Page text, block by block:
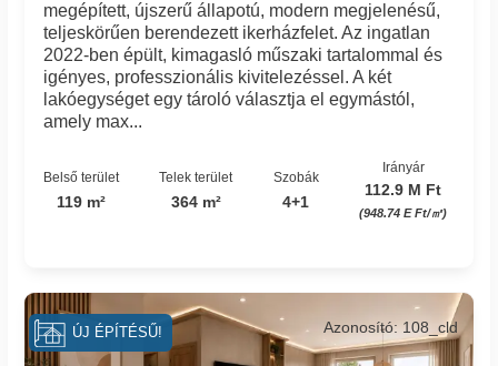
megépített, újszerű állapotú, modern megjelenésű,
teljeskörűen berendezett ikerházfelet. Az ingatlan
2022-ben épült, kimagasló műszaki tartalommal és
igényes, professzionális kivitelezéssel. A két
lakóegységet egy tároló választja el egymástól,
amely max...
Belső terület
119 m²
Telek terület
364 m²
Szobák
4+1
Irányár
112.9 M Ft
(948.74 E Ft/㎡)
Azonosító: 108_cld
ÚJ ÉPÍTÉSŰ!